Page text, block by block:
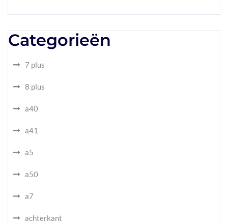
Categorieën
7 plus
8 plus
a40
a41
a5
a50
a7
achterkant